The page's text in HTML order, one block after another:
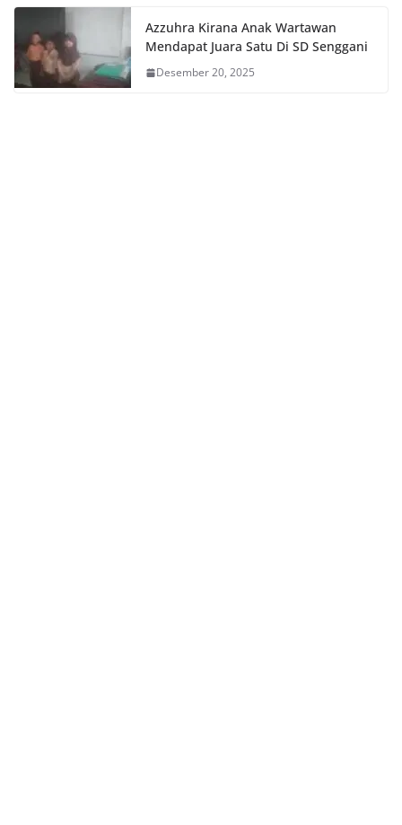
Azzuhra Kirana Anak Wartawan
Mendapat Juara Satu Di SD Senggani
Desember 20, 2025